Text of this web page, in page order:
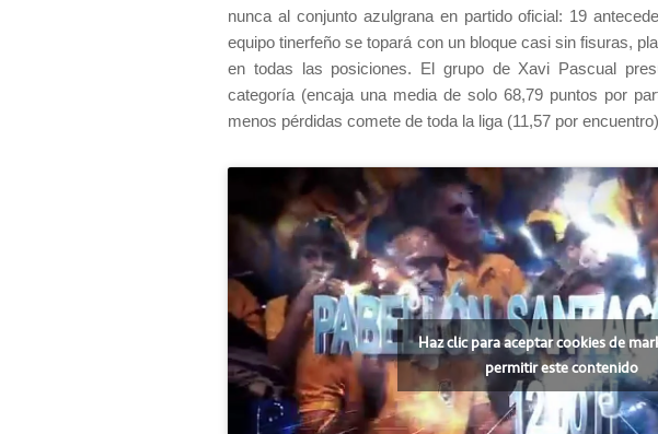
nunca al conjunto azulgrana en partido oficial: 19
equipo tinerfeño se topará con un bloque casi sin fisuras,
en todas las posiciones. El grupo de Xavi Pascual
categoría (encaja una media de solo 68,79 puntos por
menos pérdidas comete de toda la liga (11,57 por
Haz clic para aceptar cookies de
permitir este contenido